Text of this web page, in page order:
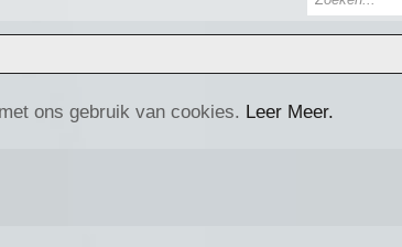
ons gebruik van cookies. Leer Meer.